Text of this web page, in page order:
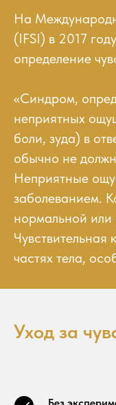
На
(IFSI) в 2017
определение
«Синдром,
неприятных
боли, зуда) в
обычно не
Неприятные
заболеванием.
нормальной или
частях тела,
Уход за